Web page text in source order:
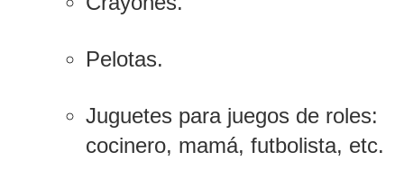
Pelotas.
Juguetes para juegos de roles:
cocinero, mamá, futbolista, etc.